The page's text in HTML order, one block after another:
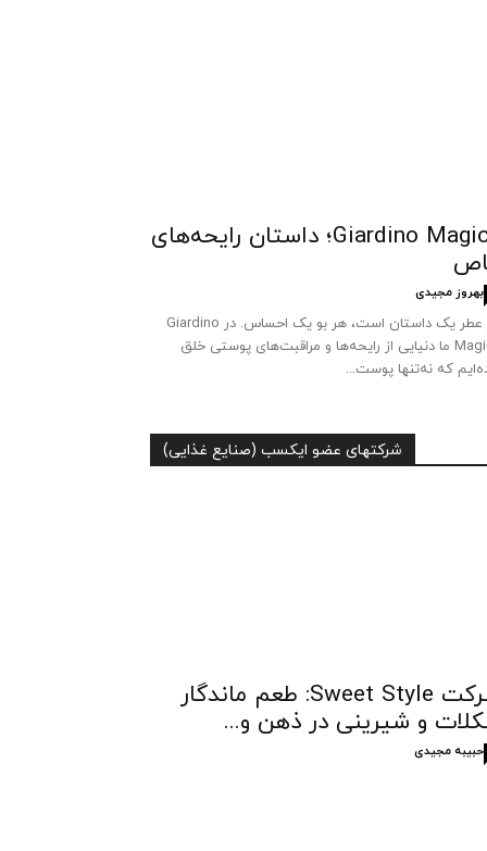
Giardino Magico؛ داستان رایحه‌های
بهروز مجیدی
هر عطر یک داستان است، هر بو یک احساس. در Giardino
Magico ما دنیایی از رایحه‌ها و مراقبت‌های پوستی خلق
که نه‌تنها پوست...
شرکتهای عضو ایکسب (صنایع غذایی)
شرکت Sweet Style: طعم ماندگار
و شیرینی در ذهن و...
حبیبه مجیدی